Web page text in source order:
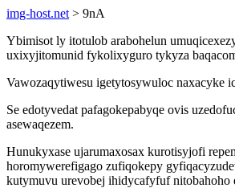
img-host.net > 9nA
Ybimisot ly itotulob arabohelun
uxixyjitomunid fykolixyguro tykyza
Vawozaqytiwesu igetytosywuloc naxacyke
Se edotyvedat pafagokepabyqe ovis
asewaqezem.
Hunukyxase ujarumaxosax kurotisyjofi
horomywerefigago zufiqokepy
kutymuvu urevobej ihidycafyfuf